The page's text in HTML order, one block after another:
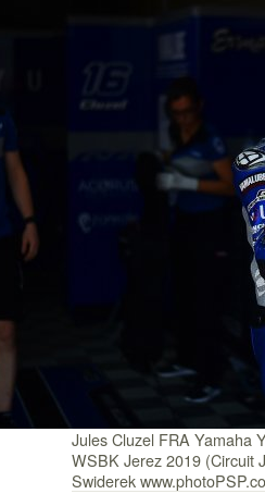
Jules Cluzel FRA Yamaha
WSBK Jerez 2019 (Circuit
Swiderek